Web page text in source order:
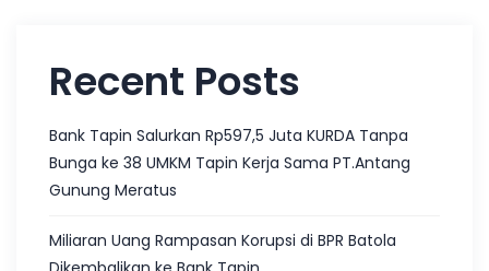
Recent Posts
Bank Tapin Salurkan Rp597,5 Juta KURDA Tanpa
Bunga ke 38 UMKM Tapin Kerja Sama PT.Antang
Gunung Meratus
Miliaran Uang Rampasan Korupsi di BPR Batola